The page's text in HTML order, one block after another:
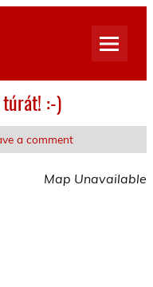
túrát! :-)
a comment
Map Unavailable